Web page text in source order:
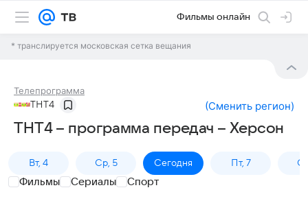
Фильмы онлайн
* транслируется московская сетка вещания
Телепрограмма
ТНТ4 (Сменить регион)
ТНТ4 – программа передач – Херсон
Вт, 4 Ср, 5 Сегодня Пт, 7
Фильмы Сериалы Спорт